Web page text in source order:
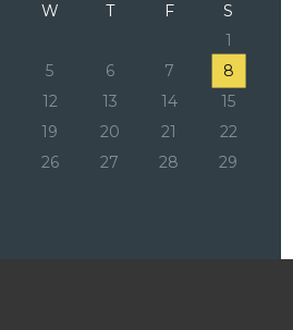
W T F
S
1
5 6 7
8
12 13 14
15
19 20 21
22
26 27 28
29